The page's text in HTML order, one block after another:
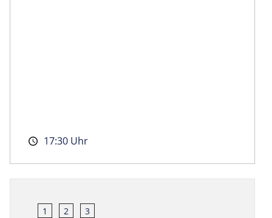
17:30 Uhr
1 2 3